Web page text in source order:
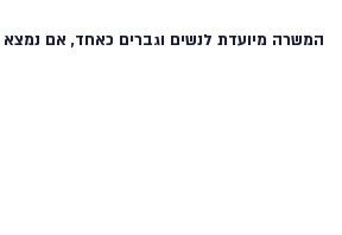
המשרה מיועדת לנשים וגברים כאחד, אם